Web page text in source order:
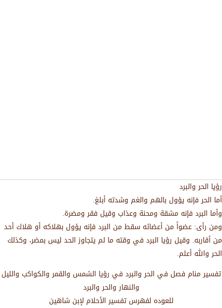
رؤيا الحر والبرد
أما الحر فإنه يؤول بالهم والغم وشدته أبلغ.
وأما البرد فإنه مشقة ومحنة وعذاب وقيل فقر ومضرة.
ومن رأى: عضواً من أعضائه سقط من البرد فإنه يؤول بهلاكه أو هلاك أحد
من أقاربه. وقيل رؤيا البرد في وقته ما لم يتجاوز الحد ليس بمضر، وكذلك
الحر والله أعلم.
تفسير منام فصل في الحر والبرد في رؤيا الشمس والقمر والكواكب والليل
والنهار والحر والبرد
للعوده لفهرس تفسير الأحلام لإبن شاهين